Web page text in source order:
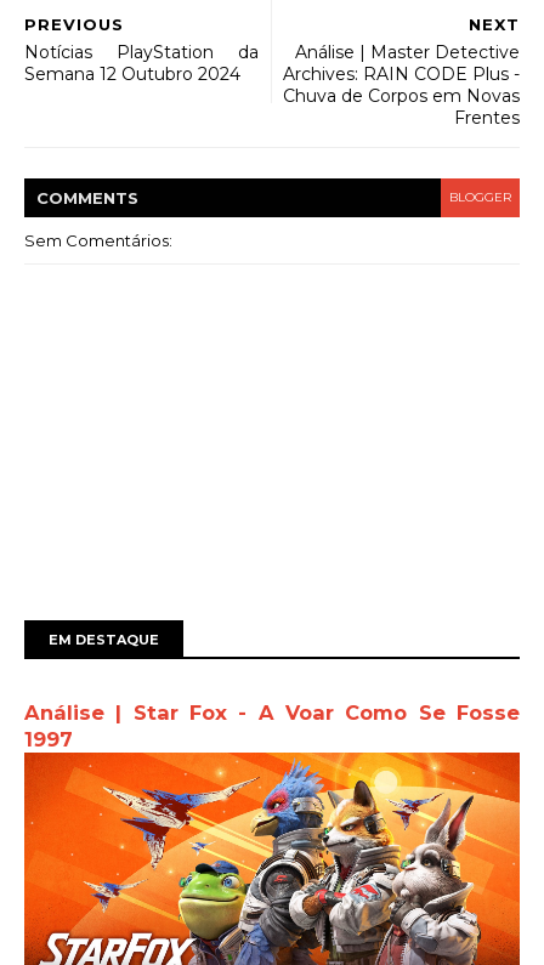
NEXT
Análise | Master Detective
Archives: RAIN CODE Plus -
Chuva de Corpos em Novas
Frentes
PREVIOUS
Notícias PlayStation da
Semana 12 Outubro 2024
COMMENTS BLOGGER
Sem Comentários:
EM DESTAQUE
Análise | Star Fox - A Voar Como Se Fosse
1997